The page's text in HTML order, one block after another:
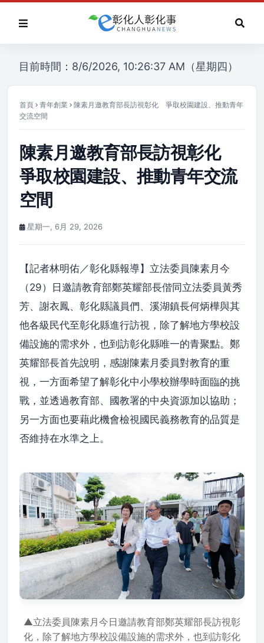
目前時間：8/6/2026, 10:26:37 AM（星期四）
首頁 青年創業
陳素月邀教育部長訪視彰化 爭取校園建設、推動青年
交流空間
陳素月邀教育部長訪視彰化
爭取校園建設、推動青年交流
空間
星期一, 6月 29, 2026
【記者林明佑／彰化縣報導】立法委員陳素月今
（29）日邀請教育部鄭英耀部長偕同立法委員黃秀
芳、謝衣鳳、彰化縣議員們、溪湖鎮長何炳樺與其
他各級民代至彰化縣進行訪視，除了解地方學校設
備設施的需求外，也到訪彰化縣唯一的青聚點。鄭
英耀部長首先說明，感謝陳素月委員對教育的重
視，一方面希望了解彰化中小學校辦學時面臨的挑
戰，並透過教育部、國教署的中央資源加以協助；
另一方面也要藉此機會檢視國民義務教育的品質是
否維持在水準之上。
▲立法委員陳素月今日邀請教育部鄭英耀部長訪視彰
化，除了解地方學校設備設施的需求外，也到訪彰化